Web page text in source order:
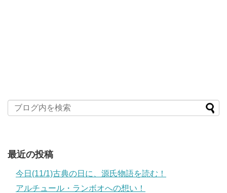
最近の投稿
今日(11/1)古典の日に、源氏物語を読む！
アルチュール・ランボオへの想い！